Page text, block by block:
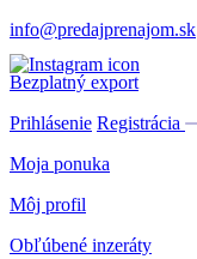
info@predajprenajom.sk
Bezplatný export
Prihlásenie Registrácia
Moja ponuka
Môj profil
Obľúbené inzeráty